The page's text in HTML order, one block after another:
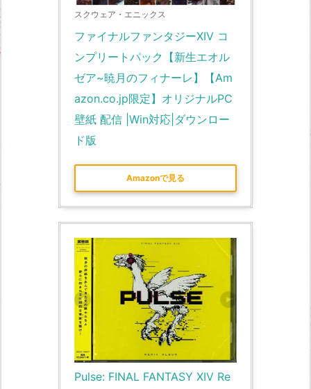
スクウェア・エニックス
ファイナルファンタジーXIV コ
ンプリートパック【新生エオル
ゼア~暁月のフィナーレ】【Am
azon.co.jp限定】オリジナルPC
壁紙 配信 |Win対応|ダウンロー
ド版
Amazonで見る
Pulse: FINAL FANTASY XIV Re